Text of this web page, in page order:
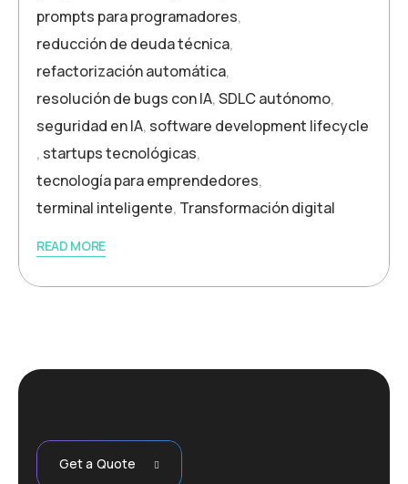
prompts para programadores,
reducción de deuda técnica,
refactorización automática,
resolución de bugs con IA,SDLC autónomo,
seguridad en IA, software development lifecycle
, startups tecnológicas,
tecnología para emprendedores,
terminal inteligente, Transformación digital
READ MORE
Get a Quote